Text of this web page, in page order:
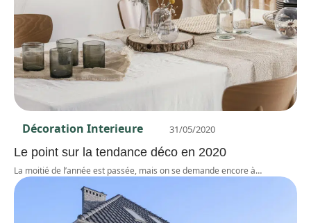
Décoration Interieure 31/05/2020
Le point sur la tendance déco en 2020
La moitié de l’année est passée, mais on se demande encore à…